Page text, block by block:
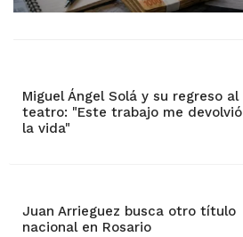
Miguel Ángel Solá y su regreso al
teatro: "Este trabajo me devolvió
la vida"
Juan Arrieguez busca otro título
nacional en Rosario